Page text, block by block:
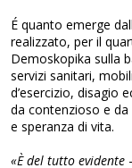
É quanto emerge
realizzato, per il
Demoskopika sulla
servizi sanitari,
d’esercizio, disagio
da contenzioso e
e speranza di vita.
«È del tutto evidente